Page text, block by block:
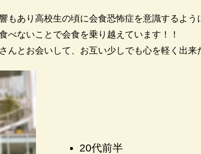
もあり高校生の頃に会食恐怖症を意識するよう
べないことで会食を乗り越えています！！
んとお会いして、お互い少しでも心を軽く出
20代前半